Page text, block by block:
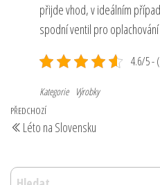
přijde vhod, v ideálním
spodní ventil pro
4.6/5 -
Kategorie Výrobky
Navigace
pro
příspěvek
Předchozí
příspěvek
PŘEDCHOZÍ
Léto na Slovensku
Vyhledávání